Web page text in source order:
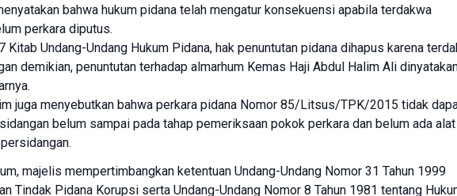
bahwa hukum pidana telah mengatur konsekuensi apabila terdakwa
perkara diputus.
Kitab Undang-Undang Hukum Pidana, hak penuntutan pidana dihapus karena
demikian, penuntutan terhadap almarhum Kemas Haji Abdul Halim Ali
juga menyebutkan bahwa perkara pidana Nomor 85/Litsus/TPK/2015 tidak
belum sampai pada tahap pemeriksaan pokok perkara dan belum ada alat
majelis mempertimbangkan ketentuan Undang-Undang Nomor 31 Tahun 1999
Tindak Pidana Korupsi serta Undang-Undang Nomor 8 Tahun 1981 tentang